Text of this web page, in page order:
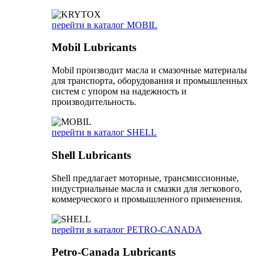
перейти в каталог MOBIL
Mobil Lubricants
Mobil производит масла и смазочные материалы
для транспорта, оборудования и промышленных
систем с упором на надежность и
производительность.
перейти в каталог SHELL
Shell Lubricants
Shell предлагает моторные, трансмиссионные,
индустриальные масла и смазки для легкового,
коммерческого и промышленного применения.
перейти в каталог PETRO-CANADA
Petro-Canada Lubricants